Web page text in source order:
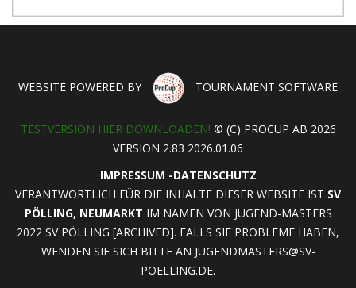
WEBSITE POWERED BY TOURNAMENT SOFTWARE
TESTVERSION HIER DOWNLOADEN! © (C) PROCUP AB 2026
VERSION 2.83 2026.01.06
IMPRESSUM -DATENSCHUTZ
VERANTWORTLICH FÜR DIE INHALTE DIESER WEBSITE IST SV
PÖLLING, NEUMARKT IM NAMEN VON JUGEND-MASTERS
2022 SV PÖLLING [ARCHIVED]. FALLS SIE PROBLEME HABEN,
WENDEN SIE SICH BITTE AN JUGENDMASTERS@SV-
POELLING.DE.